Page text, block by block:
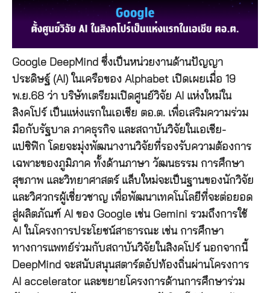
Google DeepMind ซึ่งเป็นหน่วยงานด้านปัญญา
ประดิษฐ์ (AI) ในเครือของ Alphabet เปิดเผยเมื่อ 19
พ.ย.68 ว่า บริษัทเตรียมเปิดศูนย์วิจัย AI แห่งใหม่ใน
สิงคโปร์ เป็นแห่งแรกในเอเชีย ตอ.ต. เพื่อเสริมความร่วม
มือกับรัฐบาล ภาคธุรกิจ และสถาบันวิจัยในเอเชีย-
แปซิฟิก โดยจะมุ่งพัฒนางานวิจัยที่รองรับความต้องการ
เฉพาะของภูมิภาค ทั้งด้านภาษา วัฒนธรรม การศึกษา
สุขภาพ และวิทยาศาสตร์ แล็บใหม่จะเป็นฐานของนักวิจัย
และวิศวกรผู้เชี่ยวชาญ เพื่อพัฒนาเทคโนโลยีที่จะต่อยอด
สู่ผลิตภัณฑ์ AI ของ Google เช่น Gemini รวมถึงการใช้
AI ในโครงการประโยชน์สาธารณะ เช่น การศึกษา
ทางการแพทย์ร่วมกับสถาบันวิจัยในสิงคโปร์ นอกจากนี้
DeepMind จะสนับสนุนสตาร์ตอัปท้องถิ่นผ่านโครงการ
AI accelerator และขยายโครงการด้านการศึกษาร่วม